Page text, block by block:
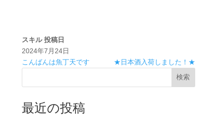
スキル 投稿日
2024年7月24日
こんばんは魚丁天です
★日本酒入荷しました！★
検索
最近の投稿